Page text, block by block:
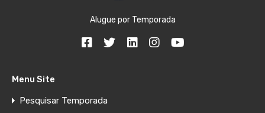
Alugue por Temporada
Menu Site
Pesquisar Temporada